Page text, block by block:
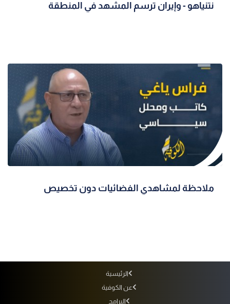
نتنياهو - وإيران ترسم المشهد في المنطقة
ملاحظة لمشاهدي الفضائيات دون تخصيص
الرئيسية
عن الكوفية
البرامج